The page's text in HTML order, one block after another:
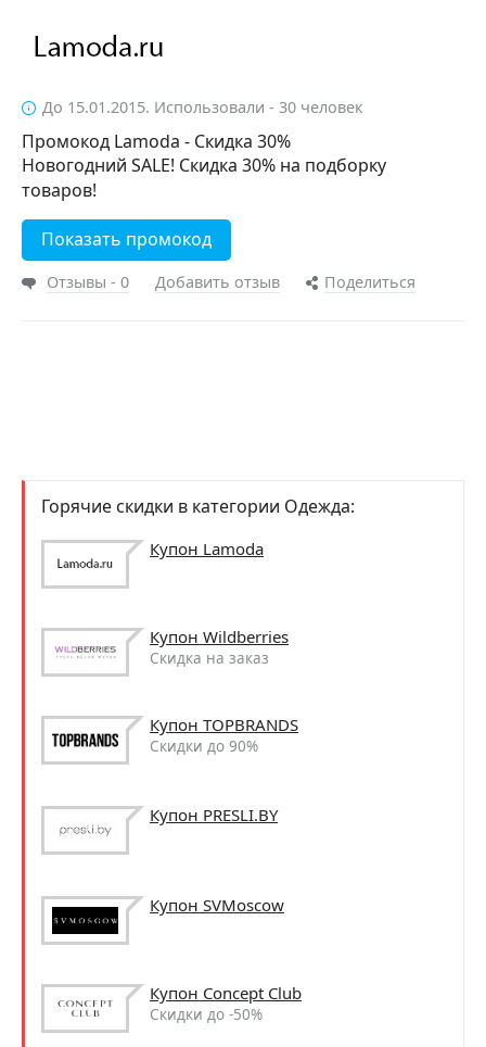
До 15.01.2015. Использовали - 30 человек
Промокод Lamoda - Скидка 30%
Новогодний SALE! Скидка 30% на подборку
товаров!
Показать промокод
Отзывы - 0 Добавить отзыв Поделиться
Горячие скидки в категории Одежда:
Купон Lamoda
Купон Wildberries
Скидка на заказ
Купон TOPBRANDS
Скидки до 90%
Купон PRESLI.BY
Купон SVMoscow
Купон Concept Club
Скидки до -50%